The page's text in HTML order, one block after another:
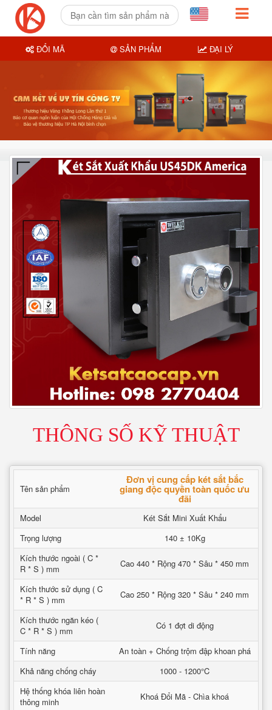
THÔNG SỐ KỸ THUẬT
Tên sản phẩm
Đơn vị cung cấp két sắt bắc
giang độc quyền toàn quốc ưu
đãi
Model
Két Sắt Mini Xuất Khẩu
Trọng lượng
140 ± 10Kg
Kích thước ngoài ( C *
R * S ) mm
Cao 440 * Rộng 470 * Sâu * 450 mm
Kích thước sử dụng ( C
* R * S ) mm
Cao 250 * Rộng 320 * Sâu * 240 mm
Kích thước ngăn kéo (
C * R * S ) mm
Có 1 đợt di động
Tính năng
An toàn + Chống trộm đập khoan phá
Khả năng chống cháy
1000 - 1200°C
Hệ thống khóa liên hoàn
thông minh
Khoá Đổi Mã - Chìa khoá
ĐỔI MÃ SẢN PHẨM ĐẠI LÝ